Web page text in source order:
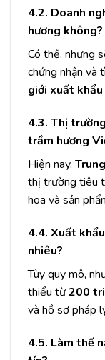
4.2. Doanh
hương không?
Có thể, nhưng
chứng nhận và
giới xuất khẩu
4.3. Thị
trầm hương
Hiện nay,
thị trường tiêu
hoa và sản
4.4. Xuất
nhiêu?
Tùy quy mô,
thiểu từ200
và hồ sơ pháp
4.5. Làm thế